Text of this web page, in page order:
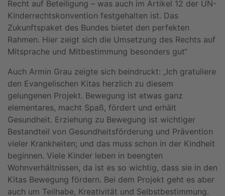
Recht auf Beteiligung – was auch im Artikel 12 der UN-
Kinderrechtskonvention festgehalten ist. Das
Zukunftspaket des Bundes bietet den perfekten
Rahmen. Hier zeigt sich die Umsetzung des Rechts auf
Mitsprache und Mitbestimmung besonders gut“
Auch Armin Grau zeigte sich beindruckt: „Ich gratuliere
den Evangelischen Kitas herzlich zu diesem
gelungenen Projekt. Bewegung ist etwas ganz
elementares, macht Spaß, fördert und erhält
Gesundheit. Erziehung zu Bewegung ist wichtiger
Bestandteil von Gesundheitsförderung und Prävention
vieler Krankheiten; und das muss schon in der Kindheit
beginnen. Viele Kinder leben in beengten
Wohnverhältnissen, da ist es so wichtig, dass sie in den
Kitas Bewegung fördern. Bei dem Projekt geht es aber
auch um Teilhabe, Kreativität und Selbstbestimmung.